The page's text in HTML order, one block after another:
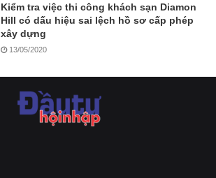
Kiểm tra việc thi công khách sạn Diamon
Hill có dấu hiệu sai lệch hồ sơ cấp phép
xây dựng
13/05/2020